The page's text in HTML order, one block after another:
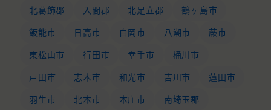
北葛飾郡
入間郡 北足立郡
鶴ヶ島市
飯能市
日高市 白岡市 八潮市
蕨市
東松山市
行田市 幸手市
桶川市
戸田市
志木市 和光市 吉川市
蓮田市
羽生市
北本市 本庄市
南埼玉郡